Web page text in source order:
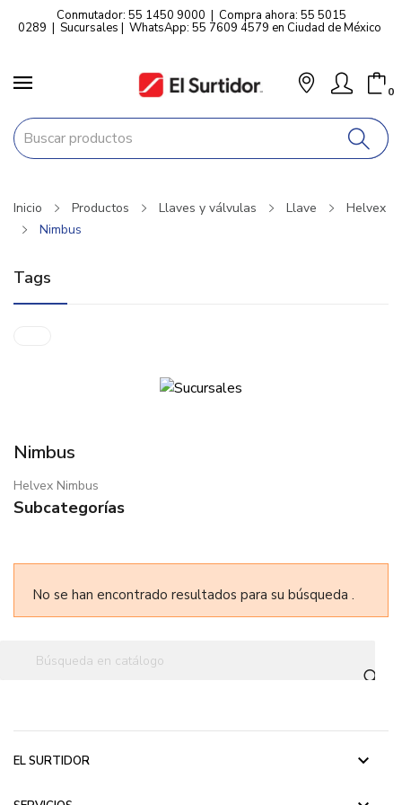
Conmutador: 55 1450 9000 | Compra ahora: 55 5015
0289 | Sucursales | WhatsApp: 55 7609 4579 en Ciudad de México
0
Inicio Productos Llaves y válvulas Llave
Helvex
Nimbus
Tags
Nimbus
Helvex Nimbus
Subcategorías
No se han encontrado resultados para su búsqueda .
EL SURTIDOR keyboard_arrow_down